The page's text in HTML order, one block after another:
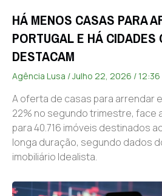
HÁ MENOS CASAS PARA
PORTUGAL E HÁ CIDADES
DESTACAM
Agência Lusa Julho 22, 2026 12:36
A oferta de casas para arrendar
22% no segundo trimestre, face
para 40.716 imóveis destinados
longa duração, segundo dados
imobiliário Idealista.